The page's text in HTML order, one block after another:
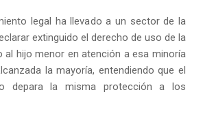
legal ha llevado a un sector de la
extinguido el derecho de uso de la
al hijo menor en atención a esa minoría
la mayoría, entendiendo que el
depara la misma protección a los